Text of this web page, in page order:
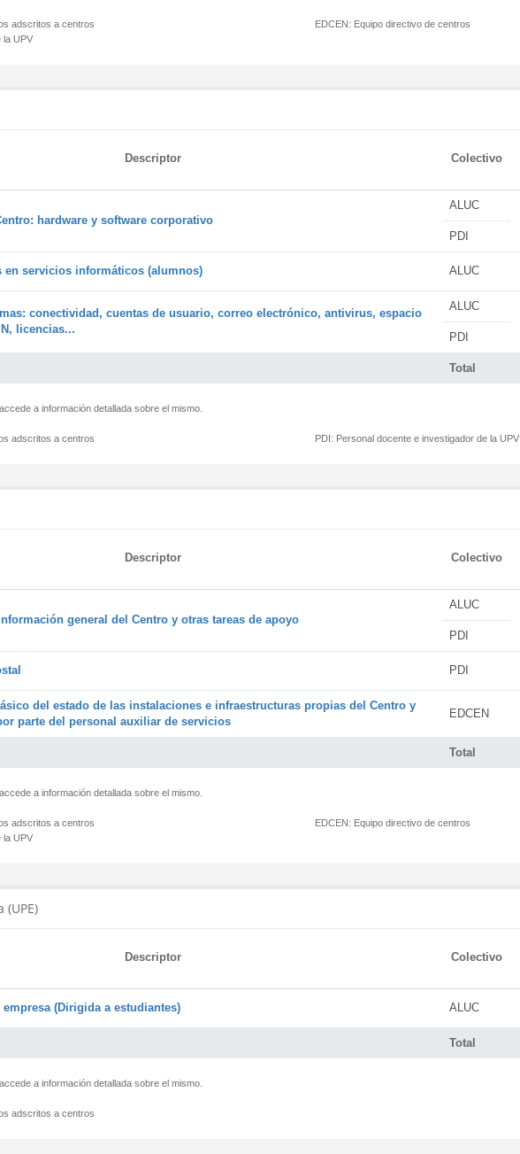
adscritos a centros
la UPV
EDCEN: Equipo directivo de centros
Descriptor Colectivo
Total
hardware y software corporativo
ALUC
PDI
en servicios informáticos (alumnos) ALUC
conectividad, cuentas de usuario, correo electrónico, antivirus, espacio
licencias...
ALUC
PDI
a información detallada sobre el mismo.
adscritos a centros PDI: Personal docente e investigador de la UPV
Descriptor Colectivo
Total
general del Centro y otras tareas de apoyo
ALUC
PDI
PDI
del estado de las instalaciones e infraestructuras propias del Centro y
parte del personal auxiliar de servicios
EDCEN
a información detallada sobre el mismo.
adscritos a centros
la UPV
EDCEN: Equipo directivo de centros
Descriptor Colectivo
Total
(Dirigida a estudiantes) ALUC
a información detallada sobre el mismo.
adscritos a centros